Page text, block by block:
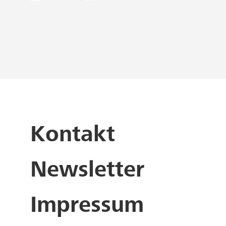
Kontakt
Newsletter
Impressum